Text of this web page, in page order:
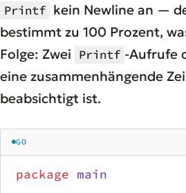
Printf kein Newline an —
bestimmt zu 100 Prozent,
Folge: Zwei Printf -Aufrufe
eine zusammenhängende
beabsichtigt ist.
GO
package main